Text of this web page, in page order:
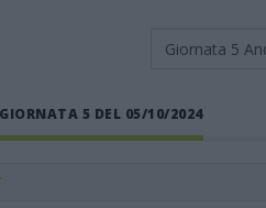
Giornata 5
5 DEL 05/10/2024